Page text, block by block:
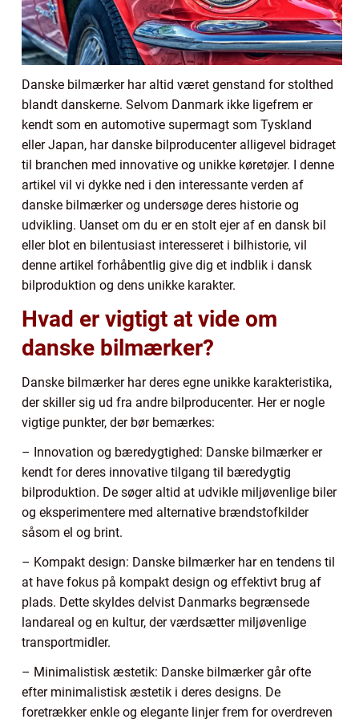
Danske bilmærker har altid været genstand for stolthed
blandt danskerne. Selvom Danmark ikke ligefrem er
kendt som en automotive supermagt som Tyskland
eller Japan, har danske bilproducenter alligevel bidraget
til branchen med innovative og unikke køretøjer. I denne
artikel vil vi dykke ned i den interessante verden af
danske bilmærker og undersøge deres historie og
udvikling. Uanset om du er en stolt ejer af en dansk bil
eller blot en bilentusiast interesseret i bilhistorie, vil
denne artikel forhåbentlig give dig et indblik i dansk
bilproduktion og dens unikke karakter.
Hvad er vigtigt at vide om
danske bilmærker?
Danske bilmærker har deres egne unikke karakteristika,
der skiller sig ud fra andre bilproducenter. Her er nogle
vigtige punkter, der bør bemærkes:
– Innovation og bæredygtighed: Danske bilmærker er
kendt for deres innovative tilgang til bæredygtig
bilproduktion. De søger altid at udvikle miljøvenlige biler
og eksperimentere med alternative brændstofkilder
såsom el og brint.
– Kompakt design: Danske bilmærker har en tendens til
at have fokus på kompakt design og effektivt brug af
plads. Dette skyldes delvist Danmarks begrænsede
landareal og en kultur, der værdsætter miljøvenlige
transportmidler.
– Minimalistisk æstetik: Danske bilmærker går ofte
efter minimalistisk æstetik i deres designs. De
foretrækker enkle og elegante linjer frem for overdreven